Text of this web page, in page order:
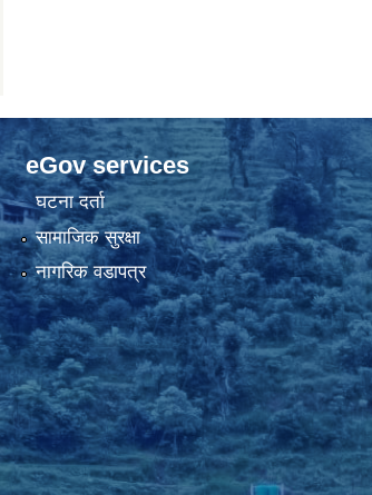
eGov services
घटना दर्ता
सामाजिक सुरक्षा
नागरिक वडापत्र